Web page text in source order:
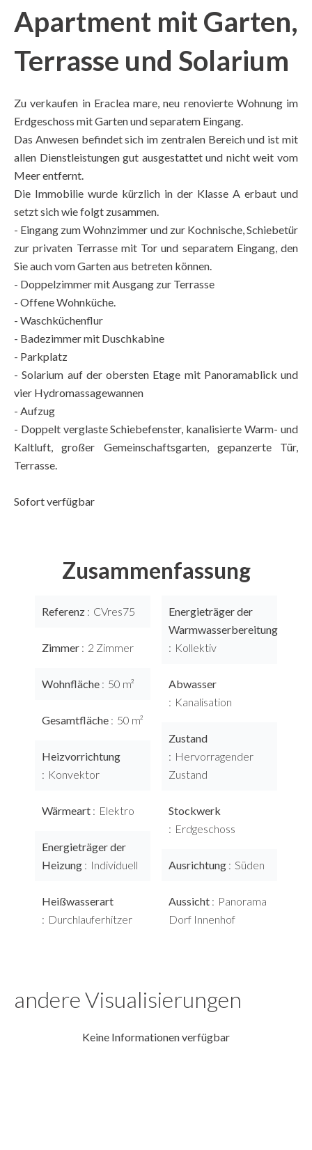
Apartment mit Garten,
Terrasse und Solarium
Zu verkaufen in Eraclea mare, neu renovierte Wohnung im
Erdgeschoss mit Garten und separatem Eingang.
Das Anwesen befindet sich im zentralen Bereich und ist mit
allen Dienstleistungen gut ausgestattet und nicht weit vom
Meer entfernt.
Die Immobilie wurde kürzlich in der Klasse A erbaut und
setzt sich wie folgt zusammen.
- Eingang zum Wohnzimmer und zur Kochnische, Schiebetür
zur privaten Terrasse mit Tor und separatem Eingang, den
Sie auch vom Garten aus betreten können.
- Doppelzimmer mit Ausgang zur Terrasse
- Offene Wohnküche.
- Waschküchenflur
- Badezimmer mit Duschkabine
- Parkplatz
- Solarium auf der obersten Etage mit Panoramablick und
vier Hydromassagewannen
- Aufzug
- Doppelt verglaste Schiebefenster, kanalisierte Warm- und
Kaltluft, großer Gemeinschaftsgarten, gepanzerte Tür,
Terrasse.
Sofort verfügbar
Zusammenfassung
Referenz CVres75
Zimmer 2 Zimmer
Wohnfläche 50 m²
Gesamtfläche 50 m²
Heizvorrichtung
Konvektor
Wärmeart Elektro
Energieträger der
Heizung
Individuell
Heißwasserart
Durchlauferhitzer
Energieträger der
Warmwasserbereitung
Kollektiv
Abwasser
Kanalisation
Zustand
Hervorragender
Zustand
Stockwerk
Erdgeschoss
Ausrichtung Süden
Aussicht
Panorama
Dorf Innenhof
andere Visualisierungen
Keine Informationen verfügbar